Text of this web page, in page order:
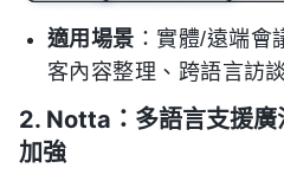
適用場景 ：實體/遠端會
客內容整理、跨語言訪
2. Notta：多語言支援廣
加強